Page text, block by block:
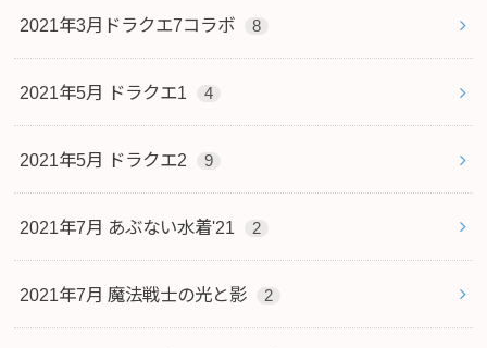
2021年3月ドラクエ7コラボ 8
2021年5月 ドラクエ1 4
2021年5月 ドラクエ2 9
2021年7月 あぶない水着'21 2
2021年7月 魔法戦士の光と影 2